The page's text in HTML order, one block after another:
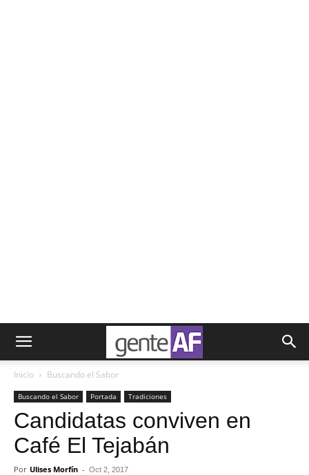
Inicio Buscando el Sabor
Buscando el Sabor Portada Tradiciones
Candidatas conviven en
Café El Tejabán
Por Ulises Morfín - Oct 2, 2017